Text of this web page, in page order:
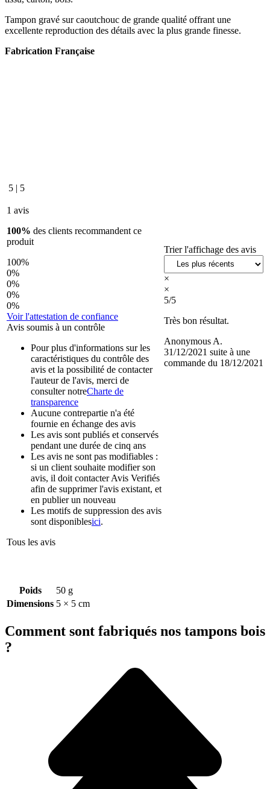
Tampon gravé sur caoutchouc de grande qualité offrant une
excellente reproduction des détails avec la plus grande finesse.
Fabrication Française
5 | 5
1 avis
100% des clients recommandent ce
produit
100%
0%
0%
0%
0%
Voir l'attestation de confiance
Avis soumis à un contrôle
Pour plus d'informations sur les
caractéristiques du contrôle des
avis et la possibilité de contacter
l'auteur de l'avis, merci de
consulter notreCharte de
transparence
Aucune contrepartie n'a été
fournie en échange des avis
Les avis sont publiés et conservés
pendant une durée de cinq ans
Les avis ne sont pas modifiables :
si un client souhaite modifier son
avis, il doit contacter Avis Verifiés
afin de supprimer l'avis existant, et
en publier un nouveau
Les motifs de suppression des avis
sont disponiblesici.
Tous les avis
Trier l'affichage des avis
×
×
5/5
Très bon résultat.
Anonymous A.
31/12/2021 suite à une
commande du 18/12/2021
Poids
50 g
Dimensions 5 × 5 cm
Comment sont fabriqués nos tampons bois
?